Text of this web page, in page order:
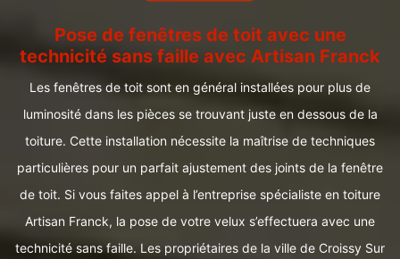
Pose de fenêtres de toit avec une
technicité sans faille avec Artisan Franck
Les fenêtres de toit sont en général installées pour plus de
luminosité dans les pièces se trouvant juste en dessous de la
toiture. Cette installation nécessite la maîtrise de techniques
particulières pour un parfait ajustement des joints de la fenêtre
de toit. Si vous faites appel à l’entreprise spécialiste en toiture
Artisan Franck, la pose de votre velux s’effectuera avec une
technicité sans faille. Les propriétaires de la ville de Croissy Sur